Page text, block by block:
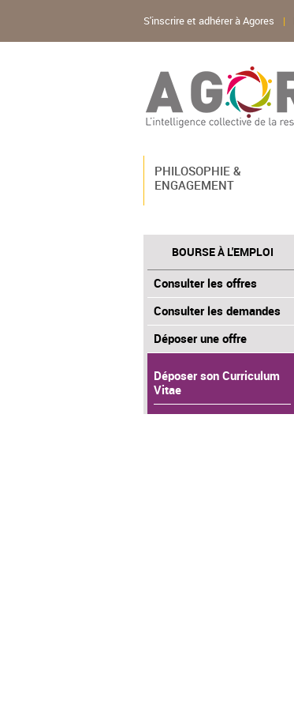
S'inscrire et adhérer à Agores |
PHILOSOPHIE &
ENGAGEMENT
BOURSE À L'EMPLOI
Consulter les offres
Consulter les demandes
Déposer une offre
Déposer son Curriculum
Vitae